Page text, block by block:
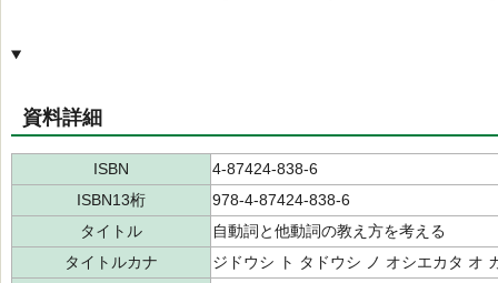
資料詳細
ISBN
4-87424-838-6
ISBN13桁
978-4-87424-838-6
タイトル
自動詞と他動詞の教え方を考える
タイトルカナ
ジドウシ ト タドウシ ノ オシエカタ オ